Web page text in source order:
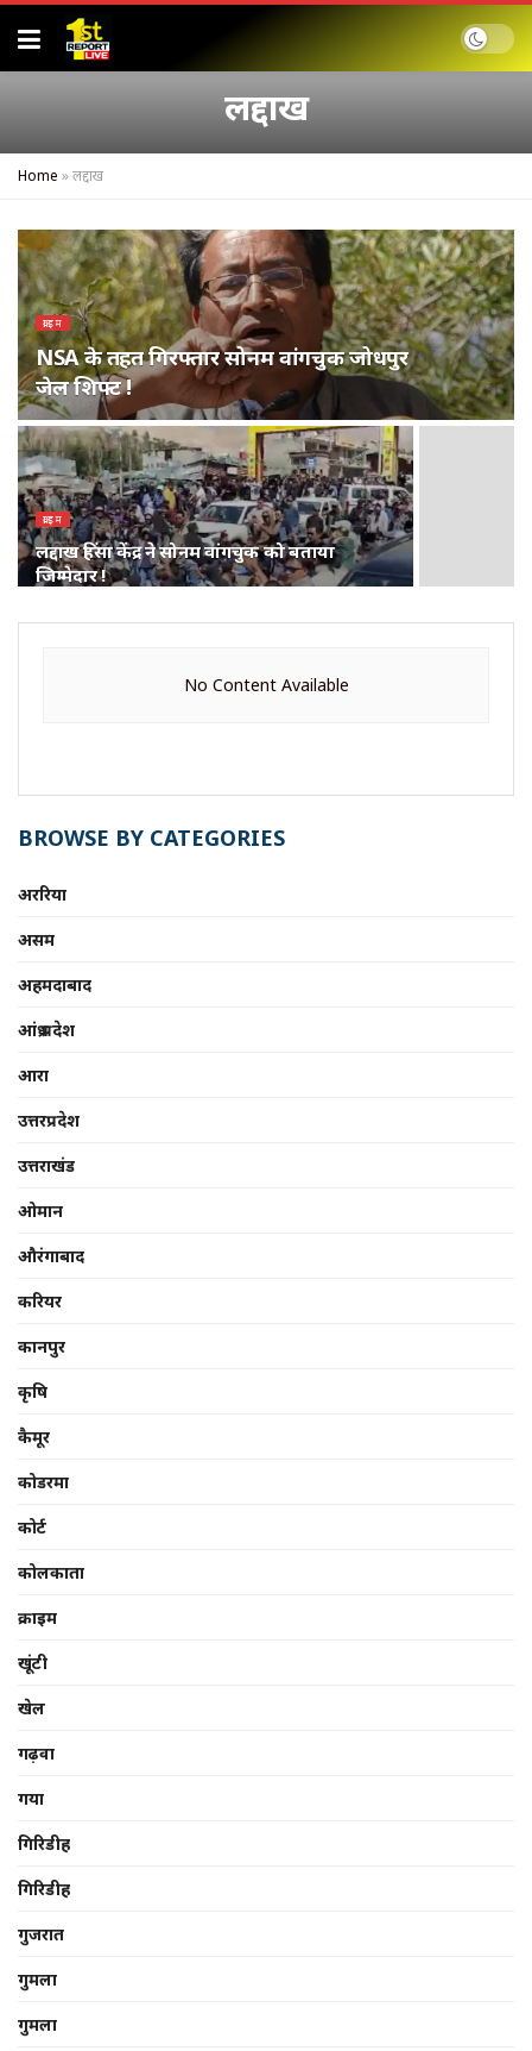
लद्दाख
Home »लद्दाख
क्राइम
NSA के तहत गिरफ्तार सोनम वांगचुक जोधपुर
जेल शिफ्ट !
क्राइम
लद्दाख हिंसा केंद्र ने सोनम वांगचुक को बताया
जिम्मेदार !
No Content Available
BROWSE BY CATEGORIES
अररिया
असम
अहमदाबाद
आंध्र प्रदेश
आरा
उत्तरप्रदेश
उत्तराखंड
ओमान
औरंगाबाद
करियर
कानपुर
कृषि
कैमूर
कोडरमा
कोर्ट
कोलकाता
क्राइम
खूंटी
खेल
गढ़वा
गया
गिरिडीह
गिरिडीह
गुजरात
गुमला
गुमला